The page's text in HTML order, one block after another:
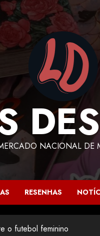
NACIONAL DE
RESENHAS
o futebol feminino